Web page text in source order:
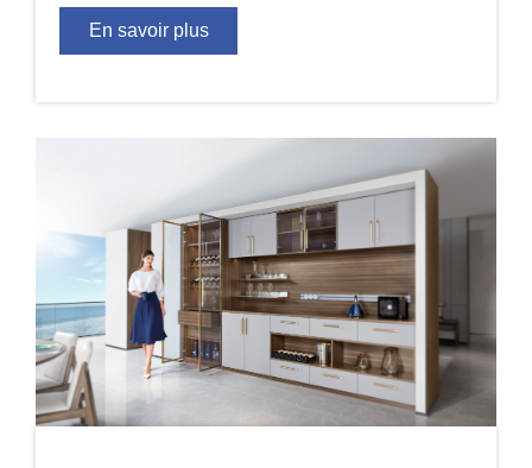
d’amortissage sans changer les spécifications.
En savoir plus